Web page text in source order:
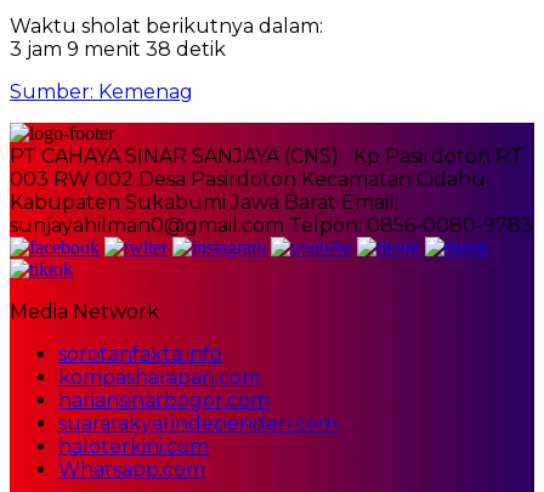
Waktu sholat berikutnya dalam:
3 jam 9 menit 37 detik
Sumber: Kemenag
PT CAHAYA SINAR SANJAYA (CNS) Kp Pasirdoton RT
003 RW 002 Desa Pasirdoton Kecamatan Cidahu
Kabupaten Sukabumi Jawa Barat Email:
sunjayahilman0@gmail.com Telpon: 0856-0080-9783
Media Network
sorotanfakta.info
kompasharapan.com
hariansinarbogor.com
suararakyatindependen.com
haloterkini.com
Whatsapp.com